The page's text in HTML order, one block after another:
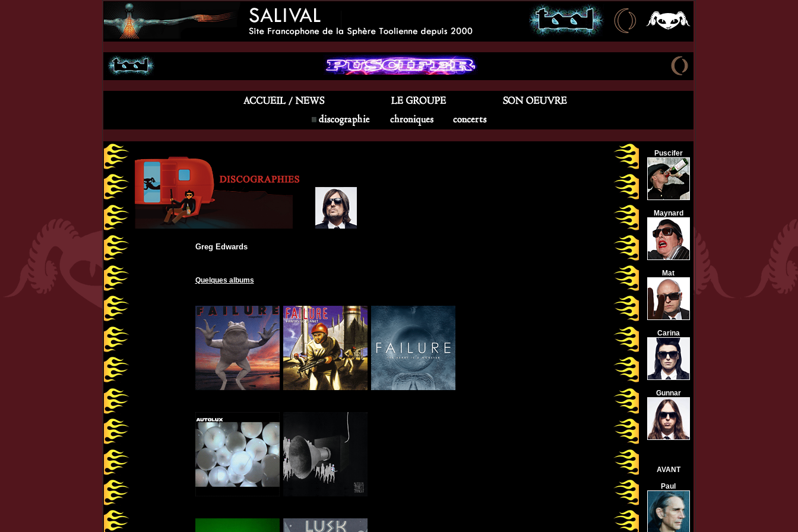
Greg Edwards
Quelques albums
Puscifer
Maynard
Mat
Carina
Gunnar
AVANT
Paul